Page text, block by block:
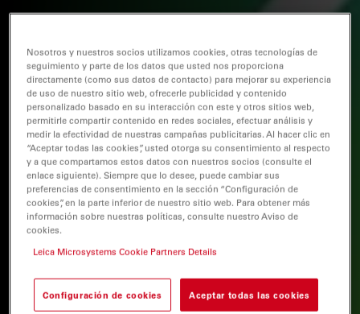
Nosotros y nuestros socios utilizamos cookies, otras tecnologías de
seguimiento y parte de los datos que usted nos proporciona
directamente (como sus datos de contacto) para mejorar su experiencia
de uso de nuestro sitio web, ofrecerle publicidad y contenido
personalizado basado en su interacción con este y otros sitios web,
permitirle compartir contenido en redes sociales, efectuar análisis y
medir la efectividad de nuestras campañas publicitarias. Al hacer clic en
“Aceptar todas las cookies”, usted otorga su consentimiento al respecto
y a que compartamos estos datos con nuestros socios (consulte el
enlace siguiente). Siempre que lo desee, puede cambiar sus
preferencias de consentimiento en la sección “Configuración de
cookies”, en la parte inferior de nuestro sitio web. Para obtener más
información sobre nuestras políticas, consulte nuestro Aviso de
cookies.
Leica Microsystems Cookie Partners Details
Configuración de cookies Aceptar todas las cookies